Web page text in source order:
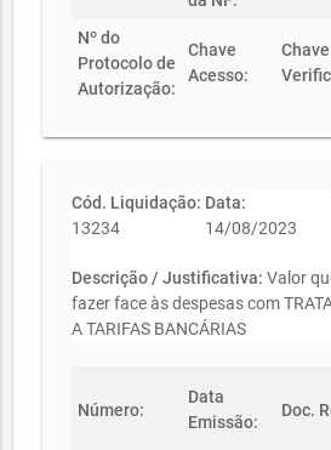
Nº do
Protocolo de
Autorização:
Chave
Acesso:
Chave
Cód. Liquidação:
13234
Data:
14/08/2023
Descrição / Justificativa: Valor
fazer face às despesas com TRATA
A TARIFAS BANCÁRIAS
Número:
Data
Emissão:
Doc.